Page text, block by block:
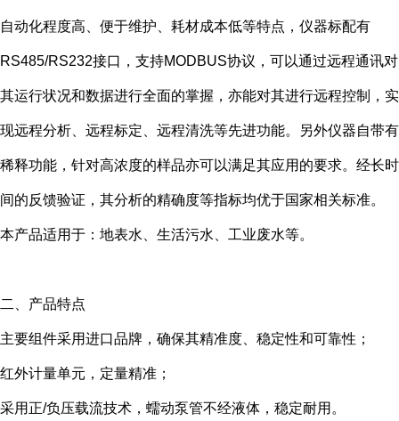
自动化程度高、便于维护、耗材成本低等特点，仪器标配有
RS485/RS232接口，支持MODBUS协议，可以通过远程通讯对
其运行状况和数据进行全面的掌握，亦能对其进行远程控制，实
现远程分析、远程标定、远程清洗等先进功能。另外仪器自带有
稀释功能，针对高浓度的样品亦可以满足其应用的要求。经长时
间的反馈验证，其分析的精确度等指标均优于国家相关标准。
本产品适用于：地表水、生活污水、工业废水等。
二、产品特点
主要组件采用进口品牌，确保其精准度、稳定性和可靠性；
红外计量单元，定量精准；
采用正/负压载流技术，蠕动泵管不经液体，稳定耐用。